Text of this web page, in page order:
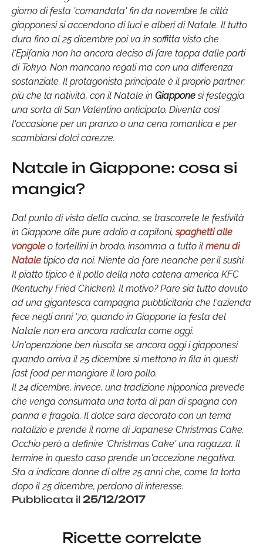
giorno di festa 'comandata' fin da novembre le città
giapponesi si accendono di luci e alberi di Natale. Il tutto
dura fino al 25 dicembre poi va in soffitta visto che
l'Epifania non ha ancora deciso di fare tappa dalle parti
di Tokyo. Non mancano regali ma con una differenza
sostanziale. Il protagonista principale è il proprio partner;
più che la natività, con il Natale in Giapponesi festeggia
una sorta di San Valentino anticipato. Diventa così
l'occasione per un pranzo o una cena romantica e per
scambiarsi dolci carezze.
Natale in Giappone: cosa si
mangia?
Dal punto di vista della cucina, se trascorrete le festività
in Giappone dite pure addio a capitoni,spaghetti alle
vongole o tortellini in brodo, insomma a tutto il menu di
Natale tipico da noi. Niente da fare neanche per il sushi.
Il piatto tipico è il pollo della nota catena america KFC
(Kentuchy Fried Chicken). Il motivo? Pare sia tutto dovuto
ad una gigantesca campagna pubblicitaria che l'azienda
fece negli anni '70, quando in Giappone la festa del
Natale non era ancora radicata come oggi.
Un'operazione ben riuscita se ancora oggi i giapponesi
quando arriva il 25 dicembre si mettono in fila in questi
fast food per mangiare il loro pollo.
Il 24 dicembre, invece, una tradizione nipponica prevede
che venga consumata una torta di pan di spagna con
panna e fragola. Il dolce sarà decorato con un tema
natalizio e prende il nome di Japanese Christmas Cake.
Occhio però a definire 'Christmas Cake' una ragazza. Il
termine in questo caso prende un'accezione negativa.
Sta a indicare donne di oltre 25 anni che, come la torta
dopo il 25 dicembre, perdono di interesse.
Pubblicata il 25/12/2017
Ricette correlate